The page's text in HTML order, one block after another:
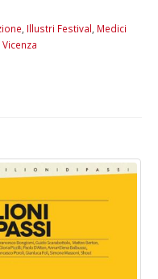
Illustri Festival Medici
Vicenza